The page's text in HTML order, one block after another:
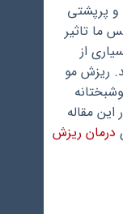
پرپشتی
ما تاثیر
از
ریزش مو
مقاله
درمان ریزش